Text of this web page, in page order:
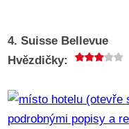
4. Suisse Bellevue
Hvězdičky:
podrobnými popisy a